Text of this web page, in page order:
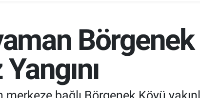
Börgenek
Fikstür